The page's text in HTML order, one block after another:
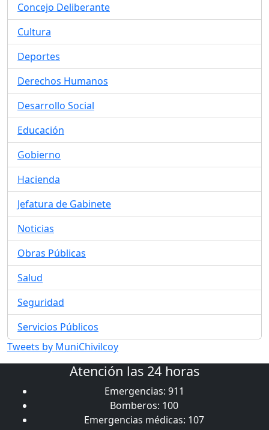
Concejo Deliberante
Cultura
Deportes
Derechos Humanos
Desarrollo Social
Educación
Gobierno
Hacienda
Jefatura de Gabinete
Noticias
Obras Públicas
Salud
Seguridad
Servicios Públicos
Tweets by MuniChivilcoy
Atención las 24 horas
Emergencias: 911
Bomberos: 100
Emergencias médicas: 107